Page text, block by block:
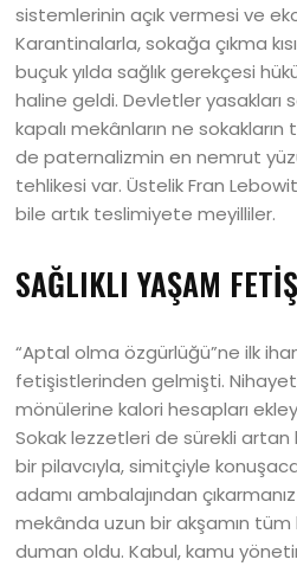
sistemlerinin açık vermesi ve
Karantinalarla, sokağa çıkma
buçuk yılda sağlık gerekçesi
haline geldi. Devletler yasakları
kapalı mekânların ne sokakların
de paternalizmin en nemrut
tehlikesi var. Üstelik Fran
bile artık teslimiyete meyilliler.
SAĞLIKLI YAŞAM
“Aptal olma özgürlüğü”ne ilk
fetişistlerinden gelmişti.
mönülerine kalori hesapları
Sokak lezzetleri de sürekli artan
bir pilavcıyla, simitçiyle
adamı ambalajından
mekânda uzun bir akşamın
duman oldu. Kabul, kamu